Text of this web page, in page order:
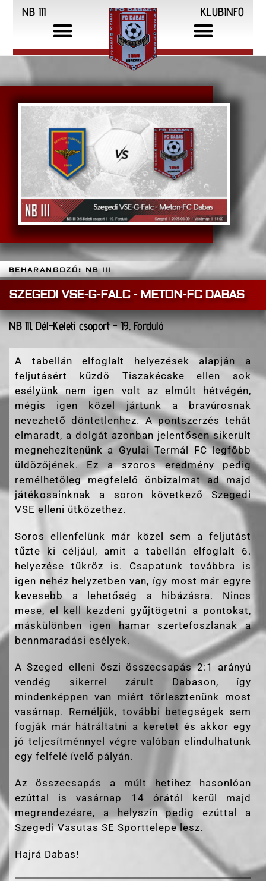
NB III KLUBINFO
BEHARANGOZÓ: NB III
SZEGEDI VSE-G-FALC - METON-FC DABAS
NB III. Dél-Keleti csoport - 19. Forduló
A tabellán elfoglalt helyezések alapján a
feljutásért küzdő Tiszakécske ellen sok
esélyünk nem igen volt az elmúlt hétvégén,
mégis igen közel jártunk a bravúrosnak
nevezhető döntetlenhez. A pontszerzés tehát
elmaradt, a dolgát azonban jelentősen sikerült
megnehezítenünk a Gyulai Termál FC legfőbb
üldözőjének. Ez a szoros eredmény pedig
remélhetőleg megfelelő önbizalmat ad majd
játékosainknak a soron következő Szegedi
VSE elleni ütközethez.
Soros ellenfelünk már közel sem a feljutást
tűzte ki céljául, amit a tabellán elfoglalt 6.
helyezése tükröz is. Csapatunk továbbra is
igen nehéz helyzetben van, így most már egyre
kevesebb a lehetőség a hibázásra. Nincs
mese, el kell kezdeni gyűjtögetni a pontokat,
máskülönben igen hamar szertefoszlanak a
bennmaradási esélyek.
A Szeged elleni őszi összecsapás 2:1 arányú
vendég sikerrel zárult Dabason, így
mindenképpen van miért törlesztenünk most
vasárnap. Reméljük, további betegségek sem
fogják már hátráltatni a keretet és akkor egy
jó teljesítménnyel végre valóban elindulhatunk
egy felfelé ívelő pályán.
Az összecsapás a múlt hetihez hasonlóan
ezúttal is vasárnap 14 órától kerül majd
megrendezésre, a helyszín pedig ezúttal a
Szegedi Vasutas SE Sporttelepe lesz.
Hajrá Dabas!